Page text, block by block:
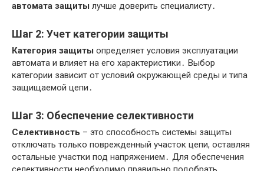
автомата защиты лучше доверить специалисту․
Шаг 2: Учет категории защиты
Категория защиты определяет условия эксплуатации
автомата и влияет на его характеристики․ Выбор
категории зависит от условий окружающей среды и типа
защищаемой цепи․
Шаг 3: Обеспечение селективности
Селективность – это способность системы защиты
отключать только поврежденный участок цепи, оставляя
остальные участки под напряжением․ Для обеспечения